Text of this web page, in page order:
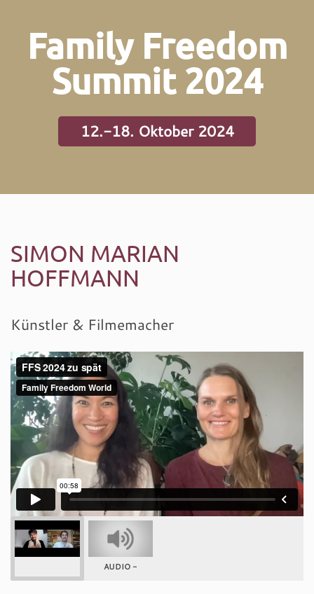
Family Freedom
Summit 2024
12.-18. Oktober 2024
SIMON MARIAN
HOFFMANN
Künstler & Filmemacher
AUDIO -